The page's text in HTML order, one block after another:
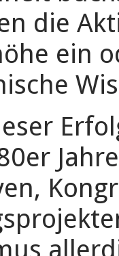
die
ein